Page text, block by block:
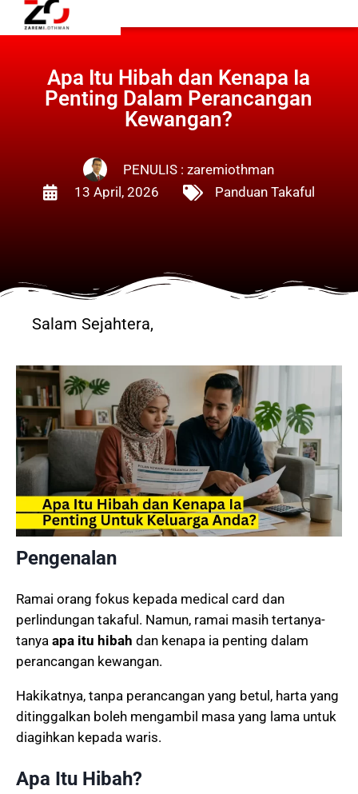
Apa Itu Hibah dan Kenapa Ia
Penting Dalam Perancangan
Kewangan?
PENULIS : zaremiothman
13 April, 2026
Panduan Takaful
Salam Sejahtera,
Pengenalan
Ramai orang fokus kepada medical card dan
perlindungan takaful. Namun, ramai masih tertanya-
tanya apa itu hibah dan kenapa ia penting dalam
perancangan kewangan.
Hakikatnya, tanpa perancangan yang betul, harta yang
ditinggalkan boleh mengambil masa yang lama untuk
diagihkan kepada waris.
Apa Itu Hibah?